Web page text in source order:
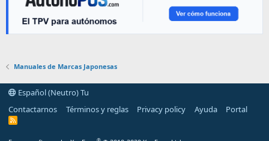
Manuales de Marcas Japonesas
Español (Neutro) Tu
Contactarnos
Términos y reglas Privacy policy Ayuda Portal
R